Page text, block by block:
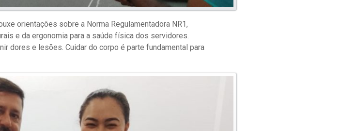
orientações sobre a Norma Regulamentadora NR1,
e da ergonomia para a saúde física dos servidores.
dores e lesões. Cuidar do corpo é parte fundamental para